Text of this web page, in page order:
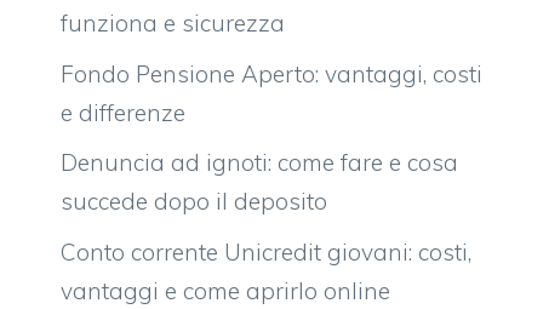
funziona e sicurezza
Fondo Pensione Aperto: vantaggi, costi
e differenze
Denuncia ad ignoti: come fare e cosa
succede dopo il deposito
Conto corrente Unicredit giovani: costi,
vantaggi e come aprirlo online